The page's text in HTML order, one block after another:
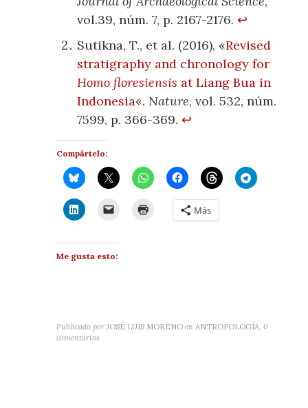
vol.39, núm. 7, p. 2167-2176.↩
Sutikna, T., et al. (2016), «Revised
stratigraphy and chronology for
Homo floresiensis at Liang Bua in
Indonesia«. Nature, vol. 532, núm.
7599, p. 366-369.↩
Compártelo:
Más
Me gusta esto:
Publicado por JOSÉ LUIS MORENO en ANTROPOLOGÍA,0
comentarios